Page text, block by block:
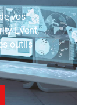
vos
Event,
outils